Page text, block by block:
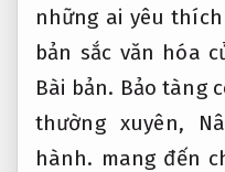
những ai yêu
bản sắc văn hóa
Bài bản. Bảo tàng
thường xuyên,
hành. mang đến